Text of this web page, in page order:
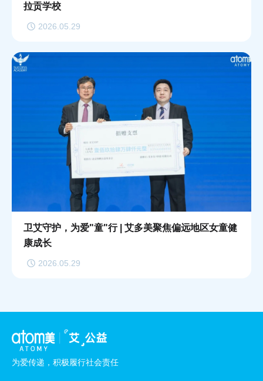
拉贡学校
2026.05.29
卫艾守护，为爱"童"行 | 艾多美聚焦偏远地区女童健
康成长
2026.05.29
为爱传递，积极履行社会责任